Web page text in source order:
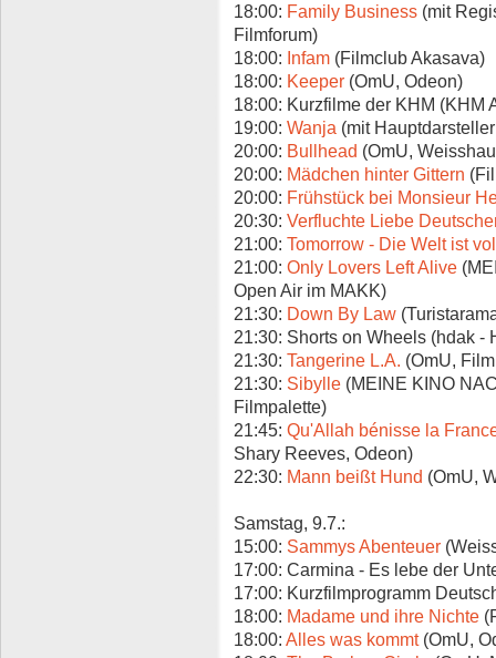
18:00: Family Business (mit
Filmforum)
18:00: Infam (Filmclub Akasava)
18:00: Keeper (OmU, Odeon)
18:00: Kurzfilme der KHM (KHM
19:00: Wanja (mit
20:00: Bullhead (OmU,
20:00: Mädchen hinter Gittern
20:00: Frühstück bei Monsieur
20:30: Verfluchte Liebe
21:00: Tomorrow - Die Welt ist
21:00: Only Lovers Left Alive
Open Air im MAKK)
21:30: Down By Law
21:30: Shorts on Wheels (hdak -
21:30: Tangerine L.A. (OmU,
21:30: Sibylle (MEINE KINO
Filmpalette)
21:45: Qu'Allah bénisse la
Shary Reeves, Odeon)
22:30: Mann beißt Hund (OmU,
Samstag, 9.7.:
15:00: Sammys Abenteuer
17:00: Carmina - Es lebe der
17:00: Kurzfilmprogramm
18:00: Madame und ihre Nichte
18:00: Alles was kommt(OmU,